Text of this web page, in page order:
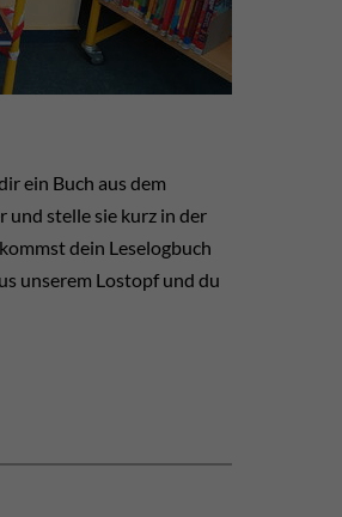
ein Buch aus dem
und stelle sie kurz in der
dein Leselogbuch
unserem Lostopf und du